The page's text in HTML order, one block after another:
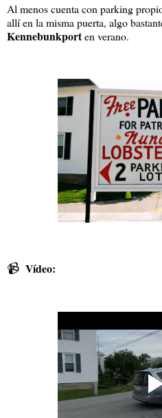
Al menos cuenta con parking
allí en la misma puerta, algo
Kennebunkporten verano.
📹 Vídeo: